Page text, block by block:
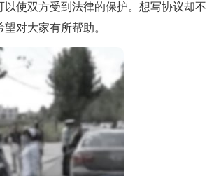
使双方受到法律的保护。想写协议却不
对大家有所帮助。